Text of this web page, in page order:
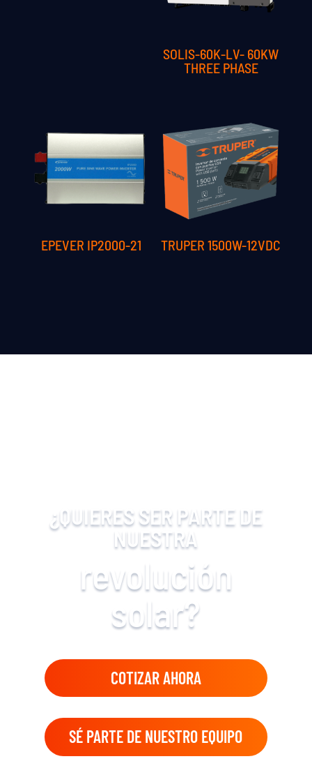
SOLIS-60K-LV- 60KW
THREE PHASE
EPEVER IP2000-21 TRUPER 1500W-12VDC
¿QUIERES SER PARTE DE
NUESTRA
revolución
solar?
COTIZAR AHORA
SÉ PARTE DE NUESTRO EQUIPO